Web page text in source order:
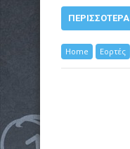
ΠΕΡΙΣΣΌΤΕΡΑ
Home Εορτές